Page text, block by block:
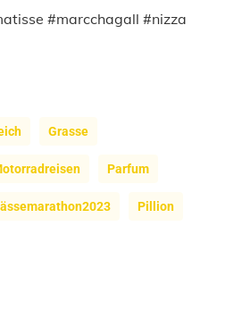
#marcchagall #nizza
Grasse
Parfum
Pillion